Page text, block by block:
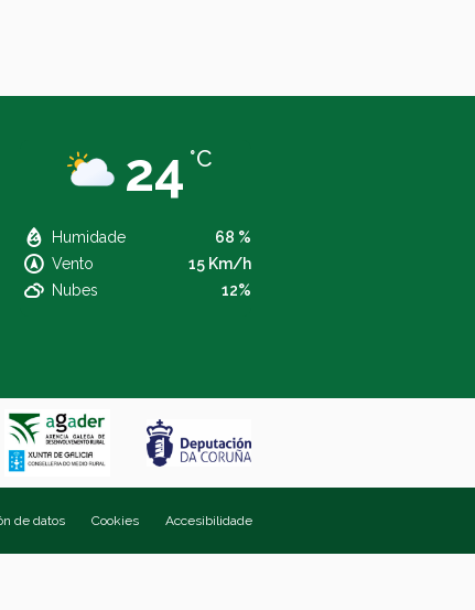
24 °C
Humidade
68 %
Vento
15 Km/h
Nubes
12%
de datos Cookies Accesibilidade